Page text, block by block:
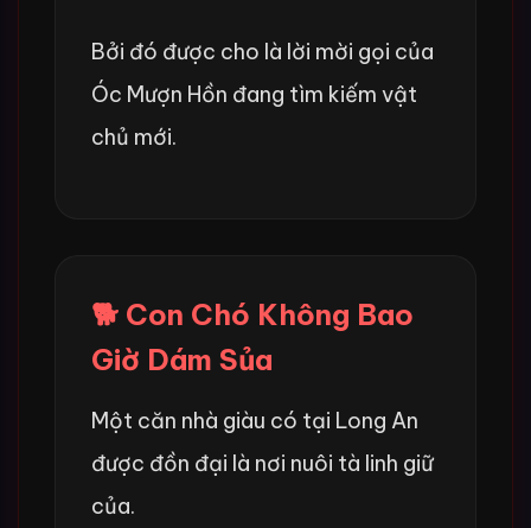
Bởi đó được cho là lời mời gọi của
Óc Mượn Hồn đang tìm kiếm vật
chủ mới.
🐕 Con Chó Không Bao
Giờ Dám Sủa
Một căn nhà giàu có tại Long An
được đồn đại là nơi nuôi tà linh giữ
của.